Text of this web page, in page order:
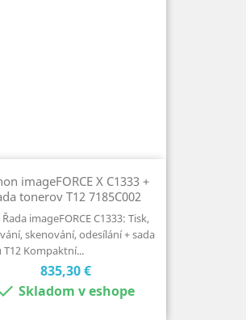
imageFORCE X C1333 +
tonerov T12 7185C002
imageFORCE C1333: Tisk,
skenování, odesílání + sada
Kompaktní...
Cena
835,30 €
Skladom v eshope